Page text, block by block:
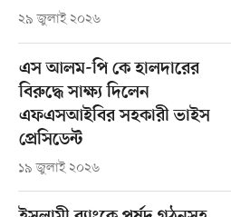
২৯ জুলাই ২০২৬
এস আলম-পি কে হালদারের
বিরুদ্ধে সাক্ষ্য দিলেন
এফএসআইবির সহকারী ভাইস
প্রেসিডেন্ট
১৯ জুলাই ২০২৬